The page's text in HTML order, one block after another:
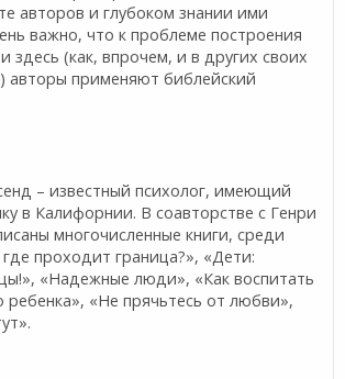
авторов и глубоком знании ими
важно, что к проблеме построения
здесь (как, впрочем, и в других своих
авторы применяют библейский
– известный психолог, имеющий
в Калифорнии. В соавторстве с Генри
многочисленные книги, среди
проходит граница?», «Дети:
«Надежные люди», «Как воспитать
ребенка», «Не прячьтесь от любви»,